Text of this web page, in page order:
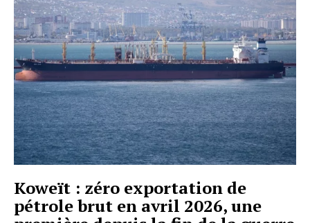
Koweït : zéro exportation de
pétrole brut en avril 2026, une